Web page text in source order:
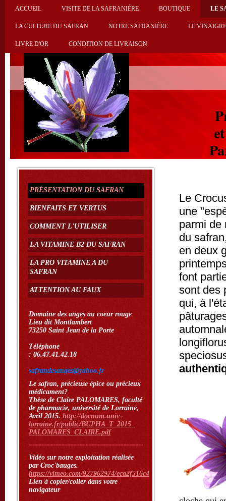
ACCUEIL VISITE DE LA SAFRANIÈRE BOUTIQUE LE
LA CULTURE DU SAFRAN NOTRE SAFRANIÈRE LE
LIVRE D'OR CONDITION DE LIVRAISON
PRÉSENTATION DU SAFRAN
BIENFAITS ET VERTUS
COMMENT L'UTILISER
LA VITAMINE B2 DU SAFRAN
LA PRO VITAMINE A DU
SAFRAN
ATTENTION AU FAUX
Domaine des anges au coeur rouge
Lieu dit Montlambert
73250 Saint Jean de la Porte
Téléphone
: 06.47.41.42.18
safrandesanges@yahoo.fr
Le safran, précieuse épice ou précieux
médicament?
Thèse de Claire PALOMARES, faculté
de pharmacie, université de Lorraine,
Avril 2015. http://docnum.univ-
lorraine.fr/public/BUPHA_T_2015
PALOMARES_CLAIRE.pdf
Vidéo sur notre exploitation réalisée
par Croc'bauges.
https://vimeo.com/927962974/eca2f516c4
Lien à copier/coller dans votre
navigateur
Le
une
parmi de
du
en deux
font
sont des
qui, à